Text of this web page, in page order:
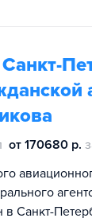
от 170680 р.
Санкт-